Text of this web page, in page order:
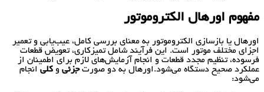
مفهوم اورهال الکتروموتور
اورهال یا بازسازی الکتروموتور به معنای بررسی کامل، عیب‌یابی و تعمیر
اجزای مختلف موتور است. این فرآیند شامل تمیزکاری، تعویض قطعات
فرسوده، تنظیم مجدد قطعات و انجام آزمایش‌های لازم برای اطمینان از
عملکرد صحیح دستگاه می‌شود.اورهال به دو صورتجزئی و کلی انجام
می‌شود: